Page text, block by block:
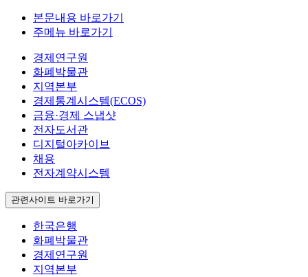
본문내용 바로가기
주메뉴 바로가기
경제연구원
화폐박물관
지역본부
경제통계시스템(ECOS)
금융·경제 스냅샷
전자도서관
디지털아카이브
채용
전자계약시스템
관련사이트 바로가기
한국은행
화폐박물관
경제연구원
지역본부